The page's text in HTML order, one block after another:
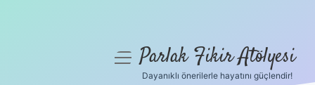
menüyüParlak Fikir Atölyesi
Dayanıklı önerilerle hayatını güçlendir!